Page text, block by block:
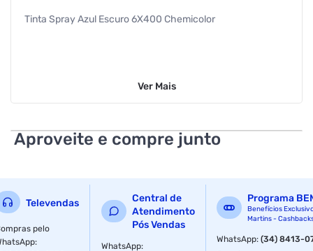
Tinta Spray Azul Escuro 6X400 Chemicolor
Ver Mais
Aproveite e compre junto
Televendas
pelo
:
Central de
Atendimento
Pós Vendas
WhatsApp:
Programa
Benefícios
Martins -
WhatsApp:(34) 8413-